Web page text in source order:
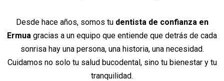
Desde hace años, somos tu dentista de confianza en
Ermua gracias a un equipo que entiende que detrás de cada
sonrisa hay una persona, una historia, una necesidad.
Cuidamos no solo tu salud bucodental, sino tu bienestar y tu
tranquilidad.